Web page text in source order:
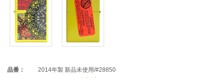
品番：
2014年製 新品未使用/#28850